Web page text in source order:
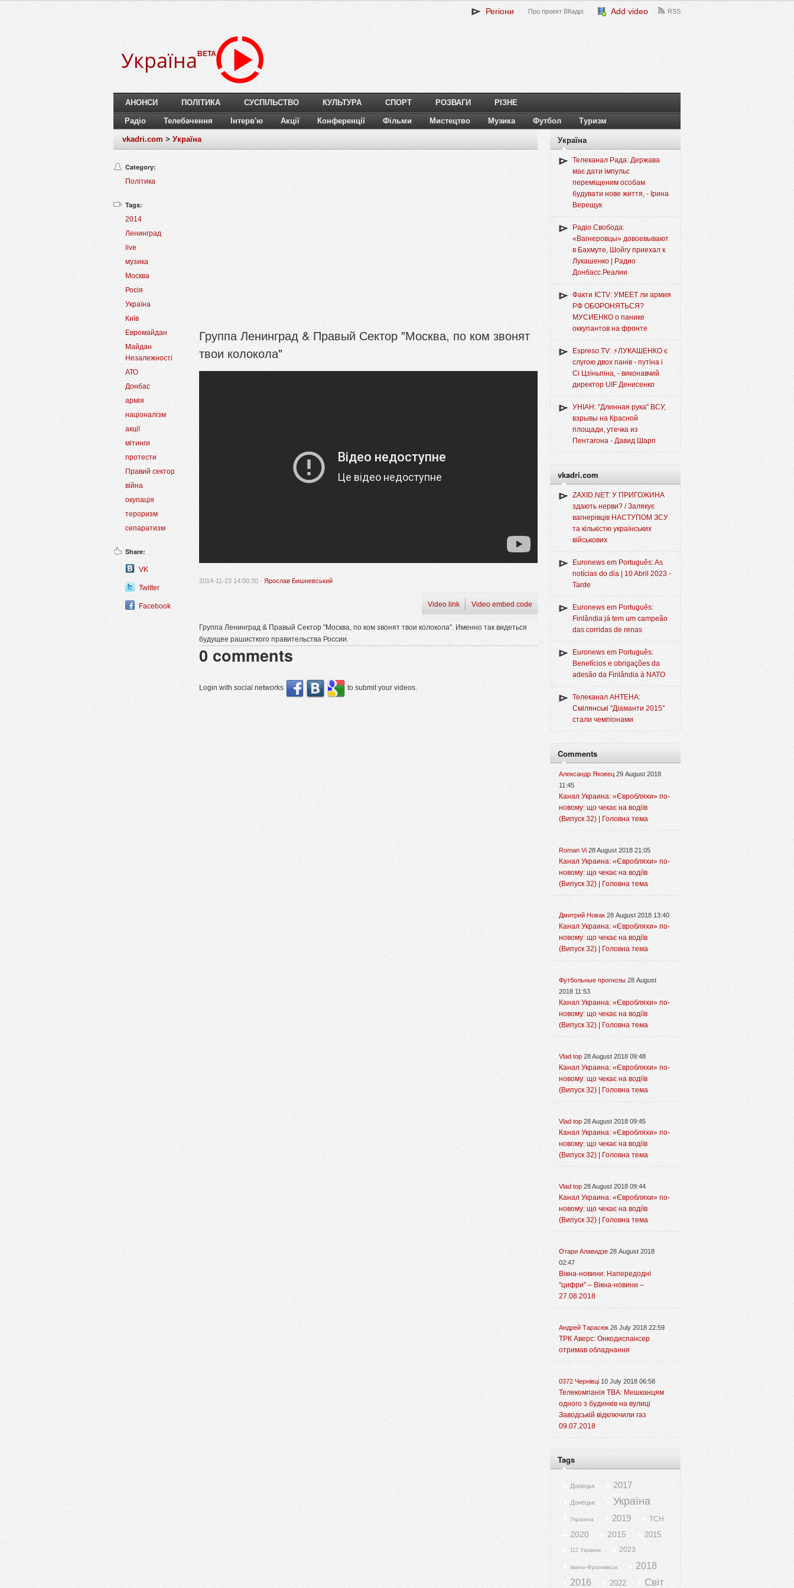
Регіони Про проект ВКадрі Add video RSS
Україна BETA
АНОНСИ ПОЛІТИКА СУСПІЛЬСТВО КУЛЬТУРА СПОРТ РОЗВАГИ РІЗНЕ
Радіо Телебачення Інтерв'ю Акції Конференції Фільми Мистецтво Музика Футбол Туризм
vkadri.com > Україна
Category:
Політика
Tags:
2014
Ленинград
live
музика
Москва
Росія
Україна
Київ
Евромайдан
Майдан
Незалежності
АТО
Донбас
армія
націоналізм
акції
мітинги
протести
Правий сектор
війна
окупація
тероризм
сепаратизм
Share:
VK
Twitter
Facebook
Группа Ленинград & Правый Сектор "Москва, по ком звонят
твои колокола"
2014-11-23 14:00:30 · Ярослав Бишневський
Video link Video embed code
Группа Ленинград & Правый Сектор "Москва, по ком звонят твои колокола". Именно так видеться
будущее рашисткого правительства России.
0 comments
Login with social networks to submit your videos.
Україна
Телеканал Рада: Держава
має дати імпульс
переміщеним особам
будувати нове життя, - Ірина
Верещук
Радіо Свобода:
«Вагнеровцы» довоевывают
в Бахмуте, Шойгу приехал к
Лукашенко | Радио
Донбасс.Реалии
Факти ICTV: УМЕЕТ ли армия
РФ ОБОРОНЯТЬСЯ?
МУСИЕНКО о панике
оккупантов на фронте
Espreso.TV: ⚡ЛУКАШЕНКО є
слугою двох панів - путіна і
Сі Цзіньпіна, - виконавчий
директор UIF Денисенко
УНІАН: "Длинная рука" ВСУ,
взрывы на Красной
площади, утечка из
Пентагона - Давид Шарп
vkadri.com
ZAXID.NET: У ПРИГОЖИНА
здають нерви? / Залякує
вагнерівців НАСТУПОМ ЗСУ
та кількістю українських
військових
Euronews em Português: As
notícias do dia | 10 Abril 2023 -
Tarde
Euronews em Português:
Finlândia já tem um campeão
das corridas de renas
Euronews em Português:
Benefícios e obrigações da
adesão da Finlândia à NATO
Телеканал АНТЕНА:
Смілянські "Діаманти 2015"
стали чемпіонами
Comments
Александр Яковец 29 August 2018
11:45
Канал Украина: «Євробляхи» по-
новому: що чекає на водіїв
(Випуск 32) | Головна тема
Roman Vi 28 August 2018 21:05
Канал Украина: «Євробляхи» по-
новому: що чекає на водіїв
(Випуск 32) | Головна тема
Дмитрий Новак 28 August 2018 13:40
Канал Украина: «Євробляхи» по-
новому: що чекає на водіїв
(Випуск 32) | Головна тема
Футбольные прогнозы 28 August
2018 11:53
Канал Украина: «Євробляхи» по-
новому: що чекає на водіїв
(Випуск 32) | Головна тема
Vlad top 28 August 2018 09:48
Канал Украина: «Євробляхи» по-
новому: що чекає на водіїв
(Випуск 32) | Головна тема
Vlad top 28 August 2018 09:45
Канал Украина: «Євробляхи» по-
новому: що чекає на водіїв
(Випуск 32) | Головна тема
Vlad top 28 August 2018 09:44
Канал Украина: «Євробляхи» по-
новому: що чекає на водіїв
(Випуск 32) | Головна тема
Отари Алавидзе 28 August 2018
02:47
Вікна-новини: Напередодні
"цифри" – Вікна-новини –
27.08.2018
Андрей Тарасюк 26 July 2018 22:59
ТРК Аверс: Онкодиспансер
отримав обладнання
0372 Чернівці 10 July 2018 06:58
Телекомпанія ТВА: Мешканцям
одного з будинків на вулиці
Заводській відключили газ
09.07.2018
Tags
Донецьк 2017
Донецьк Україна
Украина 2019 ТСН
2020 2015 2015
112 Украина 2023
Івано-Франківськ
2018
2016
2022 Світ